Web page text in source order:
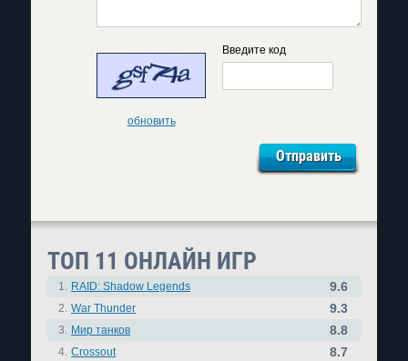
обновить
Введите код
ТОП 11 ОНЛАЙН ИГР
1. RAID: Shadow Legends 9.6
2. War Thunder 9.3
3. Мир танков 8.8
4. Crossout 8.7